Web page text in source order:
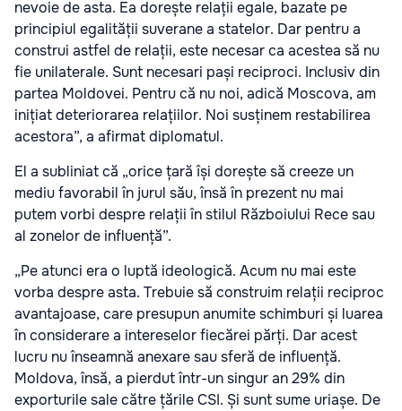
nevoie de asta. Ea dorește relații egale, bazate pe
principiul egalității suverane a statelor. Dar pentru a
construi astfel de relații, este necesar ca acestea să nu
fie unilaterale. Sunt necesari pași reciproci. Inclusiv din
partea Moldovei. Pentru că nu noi, adică Moscova, am
inițiat deteriorarea relațiilor. Noi susținem restabilirea
acestora”, a afirmat diplomatul.
El a subliniat că „orice țară își dorește să creeze un
mediu favorabil în jurul său, însă în prezent nu mai
putem vorbi despre relații în stilul Războiului Rece sau
al zonelor de influență”.
„Pe atunci era o luptă ideologică. Acum nu mai este
vorba despre asta. Trebuie să construim relații reciproc
avantajoase, care presupun anumite schimburi și luarea
în considerare a intereselor fiecărei părți. Dar acest
lucru nu înseamnă anexare sau sferă de influență.
Moldova, însă, a pierdut într-un singur an 29% din
exporturile sale către țările CSI. Și sunt sume uriașe. De